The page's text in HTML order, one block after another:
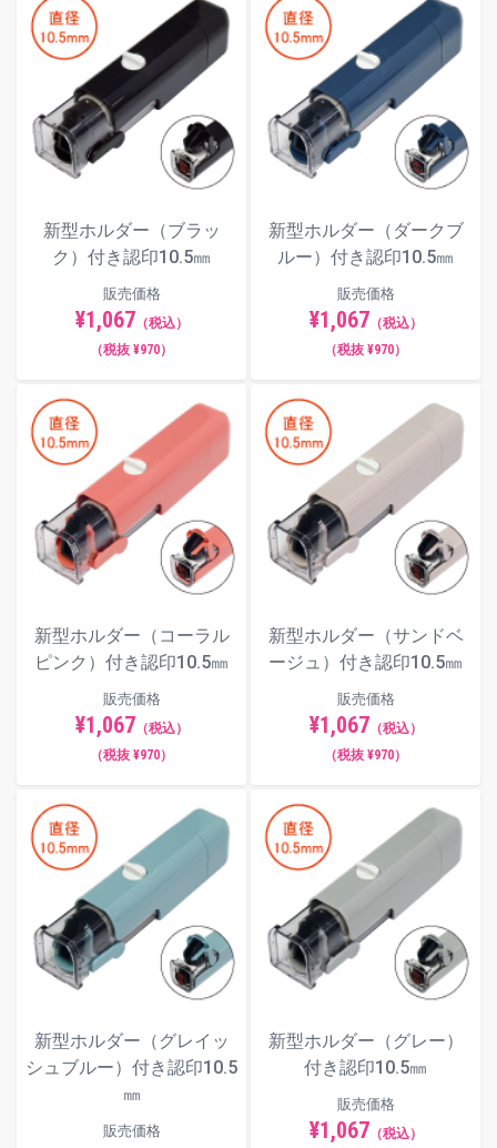
新型ホルダー（ブラッ
ク）付き認印10.5㎜
販売価格
¥1,067 （税込）
（税抜 ¥970）
新型ホルダー（ダークブ
ルー）付き認印10.5㎜
販売価格
¥1,067 （税込）
（税抜 ¥970）
新型ホルダー（コーラル
ピンク）付き認印10.5㎜
販売価格
¥1,067 （税込）
（税抜 ¥970）
新型ホルダー（サンドベ
ージュ）付き認印10.5㎜
販売価格
¥1,067 （税込）
（税抜 ¥970）
新型ホルダー（グレイッ
シュブルー）付き認印10.5
㎜
販売価格
新型ホルダー（グレー）
付き認印10.5㎜
販売価格
¥1,067 （税込）